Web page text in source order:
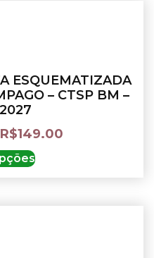
ESQUEMATIZADA
– CTSP BM –
R$149.00